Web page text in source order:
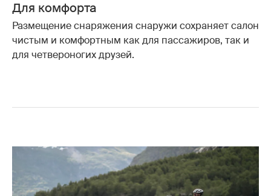
Для комфорта
Размещение снаряжения снаружи сохраняет салон
чистым и комфортным как для пассажиров, так и
для четвероногих друзей.